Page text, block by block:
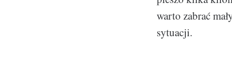
warto zabrać
sytuacji.